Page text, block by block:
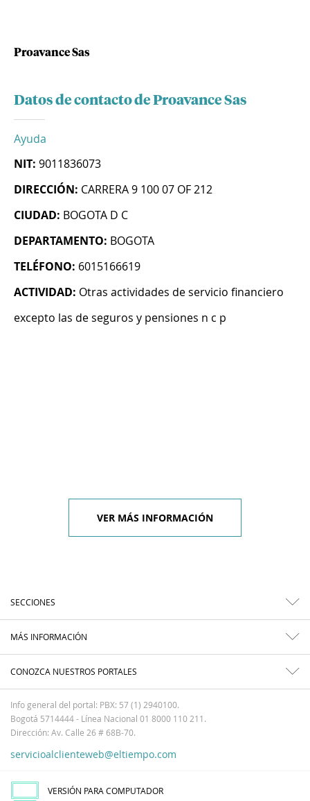
Proavance Sas
Datos de contacto de Proavance Sas
Ayuda
NIT: 9011836073
DIRECCIÓN: CARRERA 9 100 07 OF 212
CIUDAD: BOGOTA D C
DEPARTAMENTO: BOGOTA
TELÉFONO: 6015166619
ACTIVIDAD: Otras actividades de servicio financiero
excepto las de seguros y pensiones n c p
VER MÁS INFORMACIÓN
SECCIONES
MÁS INFORMACIÓN
CONOZCA NUESTROS PORTALES
Info general del portal: PBX: 57 (1) 2940100.
Bogotá 5714444 - Línea Nacional 01 8000 110 211.
Dirección: Av. Calle 26 # 68B-70.
servicioalclienteweb@eltiempo.com
VERSIÓN PARA COMPUTADOR